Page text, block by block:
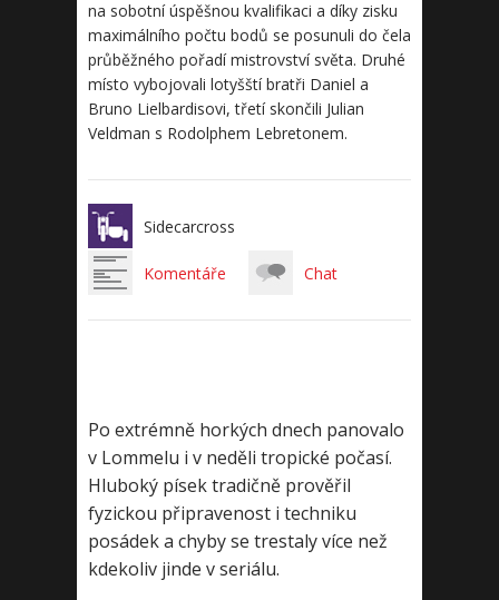
na sobotní úspěšnou kvalifikaci a díky zisku
maximálního počtu bodů se posunuli do čela
průběžného pořadí mistrovství světa. Druhé
místo vybojovali lotyšští bratři Daniel a
Bruno Lielbardisovi, třetí skončili Julian
Veldman s Rodolphem Lebretonem.
Sidecarcross
Komentáře Chat
Po extrémně horkých dnech panovalo
v Lommelu i v neděli tropické počasí.
Hluboký písek tradičně prověřil
fyzickou připravenost i techniku
posádek a chyby se trestaly více než
kdekoliv jinde v seriálu.